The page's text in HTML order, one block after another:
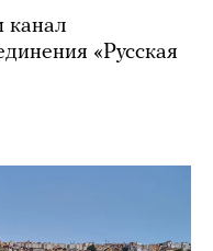
канал
«Русская